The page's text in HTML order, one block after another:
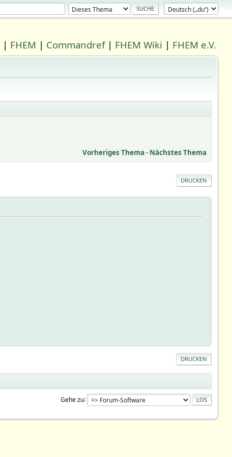
| FHEM | Commandref| FHEM Wiki | FHEM e.V.
Vorheriges Thema - Nächstes Thema
DRUCKEN
DRUCKEN
Gehe zu